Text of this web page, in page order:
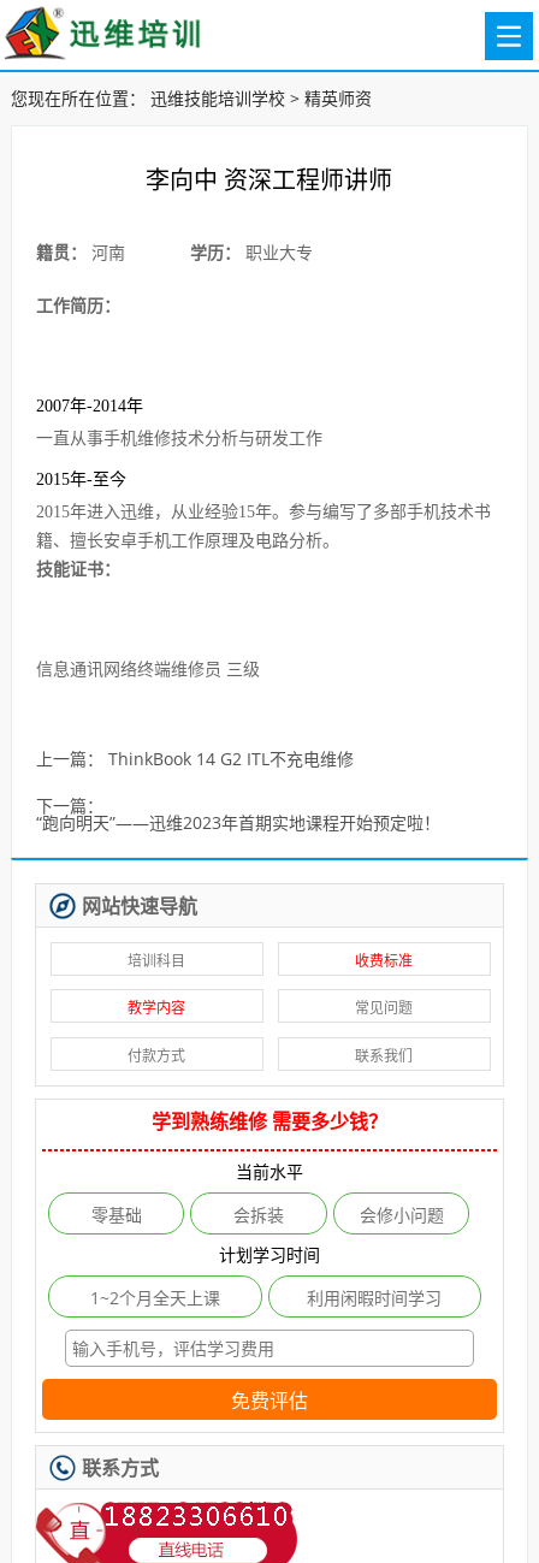
您现在所在位置： 迅维技能培训学校> 精英师资
李向中 资深工程师讲师
籍贯： 河南 学历： 职业大专
工作简历：
2007年-2014年
一直从事手机维修技术分析与研发工作
2015年-至今
2015年进入迅维，从业经验15年。参与编写了多部手机技术书
籍、擅长安卓手机工作原理及电路分析。
技能证书：
信息通讯网络终端维修员 三级
上一篇： ThinkBook 14 G2 ITL不充电维修
下一篇：
“跑向明天”——迅维2023年首期实地课程开始预定啦！
网站快速导航
培训科目 收费标准
教学内容 常见问题
付款方式 联系我们
学到熟练维修 需要多少钱？
当前水平
零基础
会拆装
会修小问题
计划学习时间
1~2个月全天上课
利用闲暇时间学习
免费评估
联系方式